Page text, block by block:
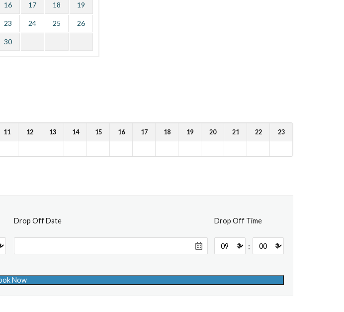
16 17 18 19
23 24 25 26
30
11 12 13 14 15 16 17 18 19 20 21 22 23
Drop Off Date Drop Off Time
: